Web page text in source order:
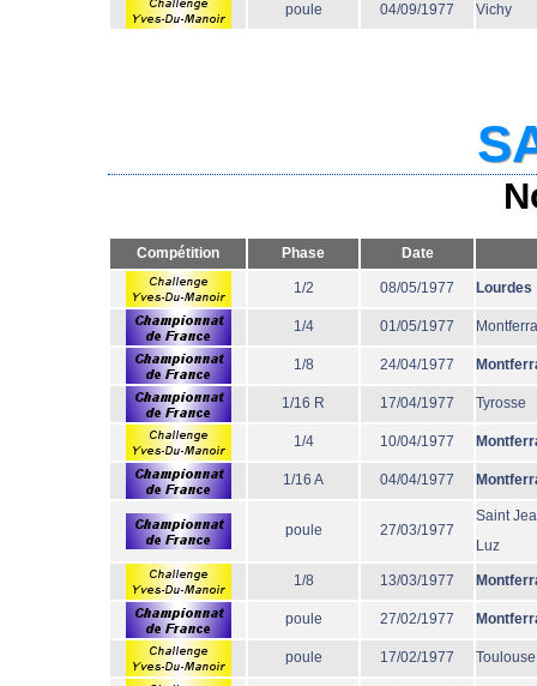
poule 04/09/1977 Vichy
Compétition Phase Date
1/2 08/05/1977 Lourdes
1/4 01/05/1977
1/8 24/04/1977
1/16 R 17/04/1977 Tyrosse
1/4 10/04/1977
1/16 A 04/04/1977
poule 27/03/1977
Saint
Luz
1/8 13/03/1977
poule 27/02/1977
poule 17/02/1977 Toulouse